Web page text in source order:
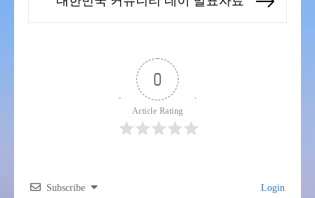
0
Article Rating
Subscribe Login